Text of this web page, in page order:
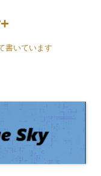
書いています